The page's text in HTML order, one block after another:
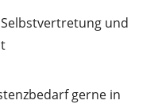
und
gerne in